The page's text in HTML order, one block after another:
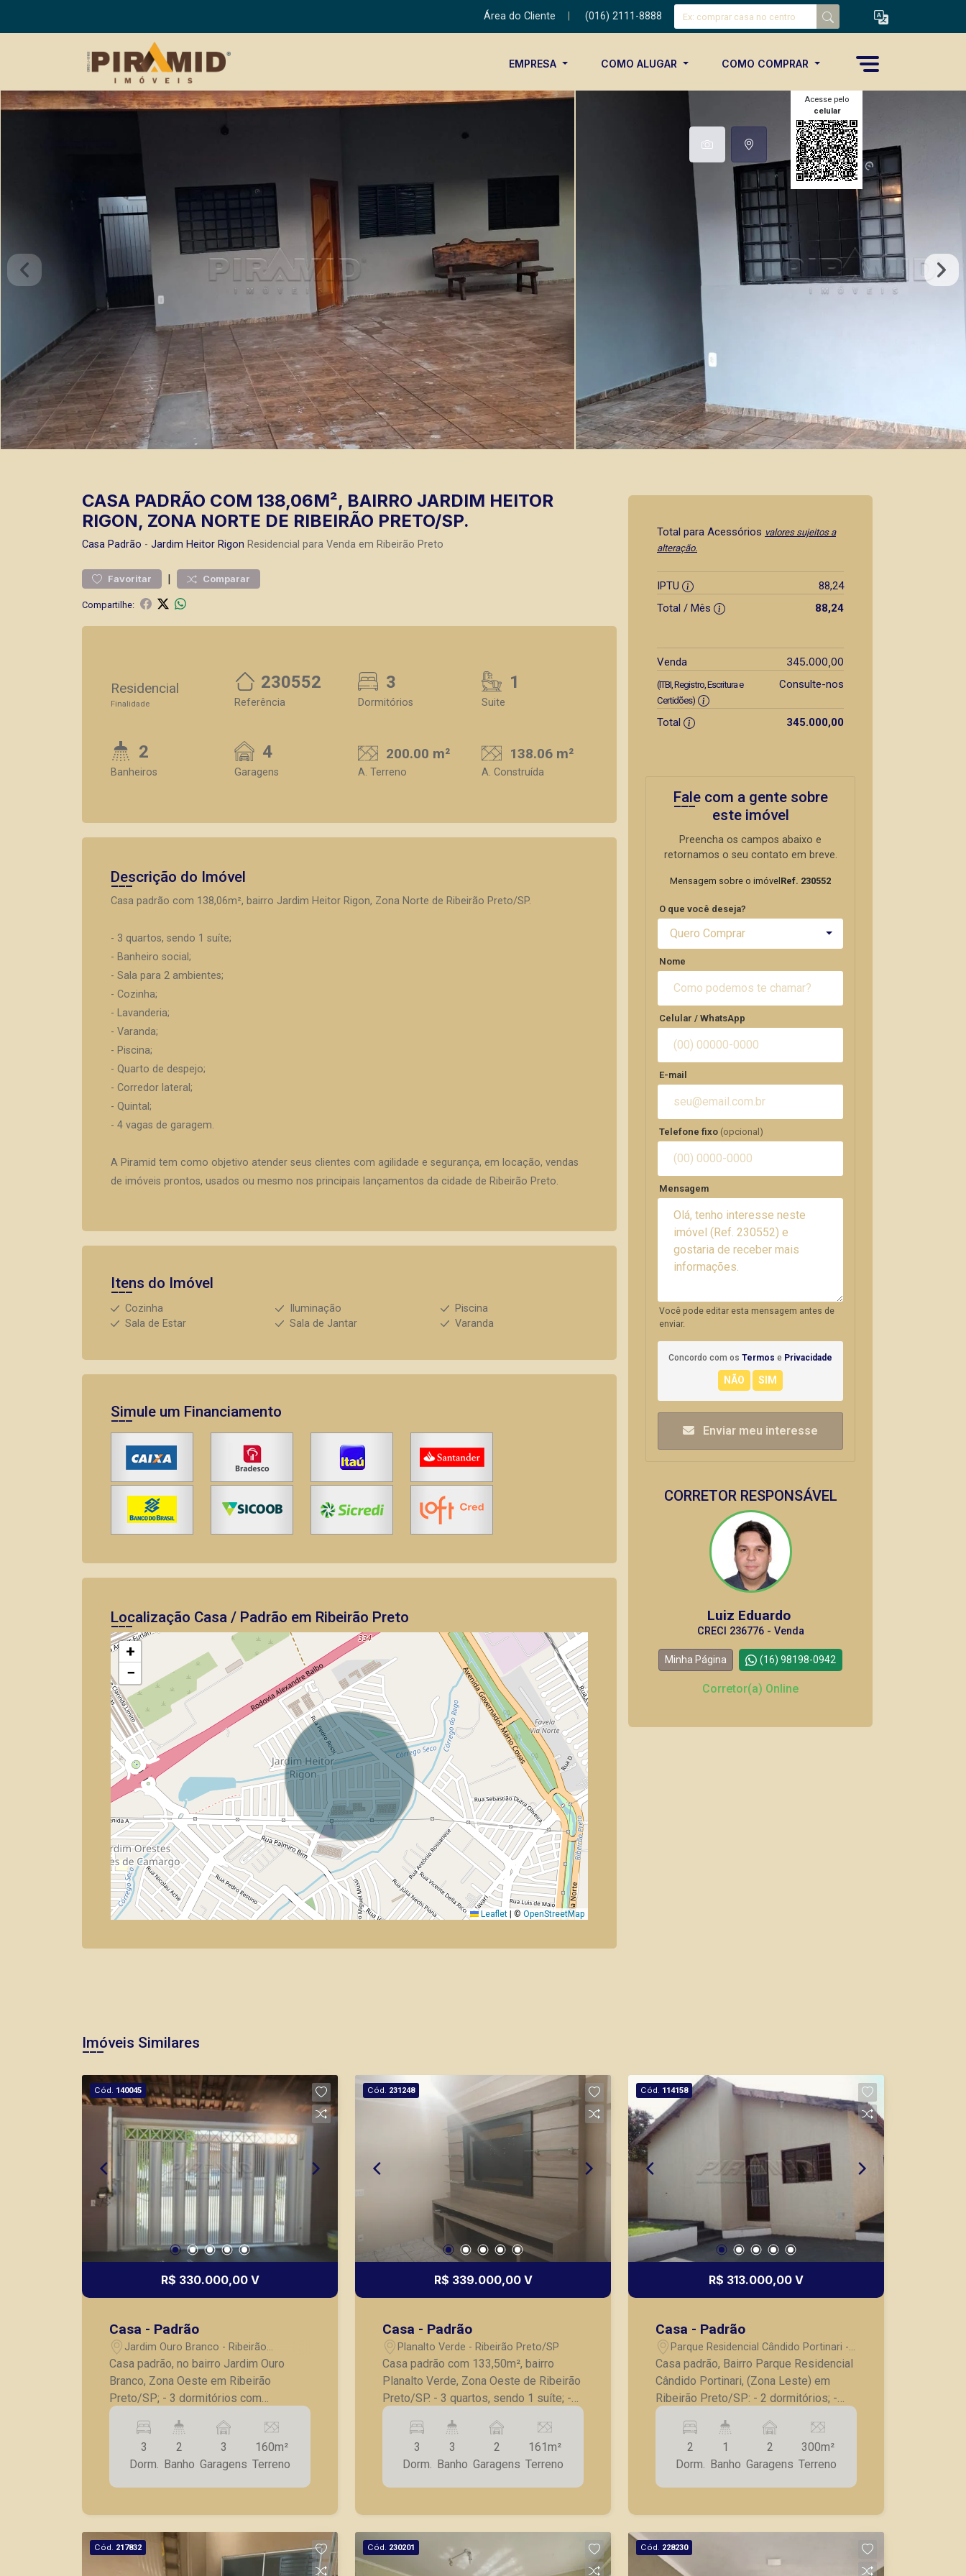
Área do Cliente (016) 2111-8888
EMPRESA COMO ALUGAR COMO COMPRAR
Acesse pelo
celular
CASA PADRÃO COM 138,06M², BAIRRO JARDIM HEITOR
RIGON, ZONA NORTE DE RIBEIRÃO PRETO/SP.
Casa Padrão - Jardim Heitor Rigon Residencial para Venda em Ribeirão Preto
Favoritar | Comparar
Compartilhe:
Residencial
Finalidade
230552
Referência
3
Dormitórios
1
Suite
2
Banheiros
4
Garagens
200.00 m²
A. Terreno
138.06 m²
A. Construída
Descrição do Imóvel
Casa padrão com 138,06m², bairro Jardim Heitor Rigon, Zona Norte de Ribeirão Preto/SP.
- 3 quartos, sendo 1 suíte;
- Banheiro social;
- Sala para 2 ambientes;
- Cozinha;
- Lavanderia;
- Varanda;
- Piscina;
- Quarto de despejo;
- Corredor lateral;
- Quintal;
- 4 vagas de garagem.
A Piramid tem como objetivo atender seus clientes com agilidade e segurança, em locação, vendas
de imóveis prontos, usados ou mesmo nos principais lançamentos da cidade de Ribeirão Preto.
Itens do Imóvel
Cozinha Iluminação
Piscina
Sala de Estar
Sala de Jantar Varanda
Simule um Financiamento
Localização Casa / Padrão em Ribeirão Preto
+
−
Leaflet © OpenStreetMap
Total para Acessórios valores sujeitos a
alteração.
IPTU
88,24
Total / Mês
88,24
Venda 345.000,00
(ITBI, Registro, Escritura e
Certidões)
Consulte-nos
Total 345.000,00
Fale com a gente sobre
este imóvel
Preencha os campos abaixo e
retornamos o seu contato em breve.
Mensagem sobre o imóvel Ref. 230552
O que você deseja?
Quero Comprar
Nome
Celular / WhatsApp
E-mail
Telefone fixo (opcional)
Mensagem
Você pode editar esta mensagem antes de
enviar.
Concordo com os Termos e Privacidade
Enviar meu interesse
CORRETOR RESPONSÁVEL
Luiz Eduardo
CRECI 236776 - Venda
Minha Página (16) 98198-0942
Corretor(a) Online
Imóveis Similares
Cód. 140045
R$ 330.000,00 V
Casa - Padrão
Jardim Ouro Branco - Ribeirão
Preto/SP
Casa padrão, no bairro Jardim Ouro
Branco, Zona Oeste em Ribeirão
Preto/SP; - 3 dormitórios com
armários, sendo 1 suíte; - Sala para 2
ambientes; - Cozinha com armários e
cooktop; - Banheiro social; - Despensa;
Lavanderia com armário; - Quintal; - 3
objetivo atender seus clientes com
agilidade e segurança, em locação,
vendas de imóveis prontos, usados ou
mesmo nos principais lançamentos da
3
Dorm.
2
Banho
3
Garagens
160m²
Terreno
Cód. 231248
R$ 339.000,00 V
Casa - Padrão
Planalto Verde - Ribeirão Preto/SP
Casa padrão com 133,50m², bairro
Planalto Verde, Zona Oeste de Ribeirão
Preto/SP. - 3 quartos, sendo 1 suíte; -
Banheiro social com box blindex; - Sala
ampla; - Cozinha armários planejados,
cooktop e coifa; - Área de serviço; -
Área de com churrasqueira coberta; -
Banheiro de apoio ; - 2 vagas de
atender seus clientes com agilidade e
segurança, em locação, vendas de
imóveis prontos, usados ou mesmo
nos principais lançamentos da cidade
3
Dorm.
3
Banho
2
Garagens
161m²
Terreno
Cód. 114158
R$ 313.000,00 V
Casa - Padrão
Parque Residencial Cândido Portinari -
Ribeirão Preto/SP
Casa padrão, Bairro Parque Residencial
Cândido Portinari, (Zona Leste) em
Ribeirão Preto/SP: - 2 dormitórios; -
Banheiro social; - Sala para 2
ambientes; - Cozinha; - Varanda; - 2
vagas de garagem. A Piramid tem como
objetivo atender seus clientes com
agilidade e segurança, em locação,
mesmo nos principais lançamentos da
cidade de Ribeirão Preto.
2
Dorm.
1
Banho
2
Garagens
300m²
Terreno
Cód. 217832 Cód. 230201 Cód. 228230